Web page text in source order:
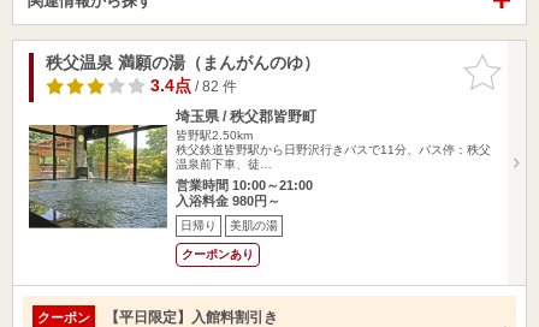
お気に入
りに追加
秩父温泉 満願の湯（まんがんのゆ）
3.4点/ 82 件
埼玉県 / 秩父郡皆野町
皆野駅2.50km
秩父鉄道皆野駅から日野沢行きバスで11分、バス停：秩父
温泉前下車、徒…
営業時間 10:00～21:00
入浴料金 980円～
日帰り 美肌の湯
クーポンあり
クーポン 【平日限定】入館料割引き